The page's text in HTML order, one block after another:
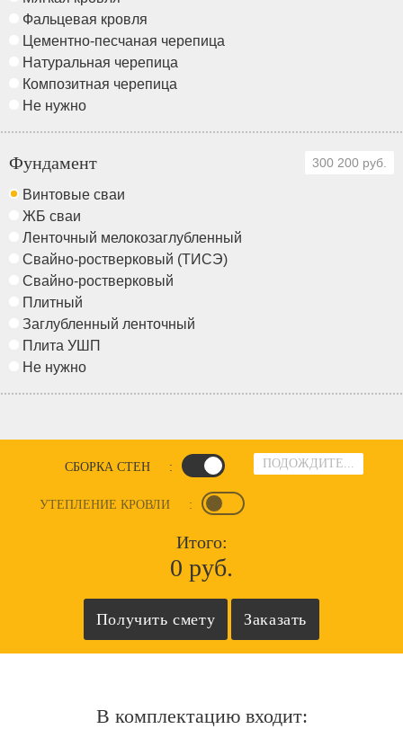
Фальцевая кровля
Цементно-песчаная черепица
Натуральная черепица
Композитная черепица
Не нужно
Фундамент 300 200 руб.
Винтовые сваи
ЖБ сваи
Ленточный мелокозаглубленный
Свайно-ростверковый (ТИСЭ)
Свайно-ростверковый
Плитный
Заглубленный ленточный
Плита УШП
Не нужно
ПОДОЖДИТЕ...
СБОРКА СТЕН :
УТЕПЛЕНИЕ КРОВЛИ :
Итого:
0 руб.
В комплектацию входит: